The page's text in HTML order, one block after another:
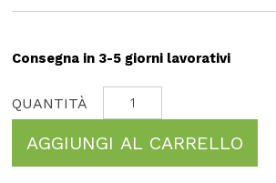
Consegna in 3-5 giorni lavorativi
AGGIUNGI AL CARRELLO